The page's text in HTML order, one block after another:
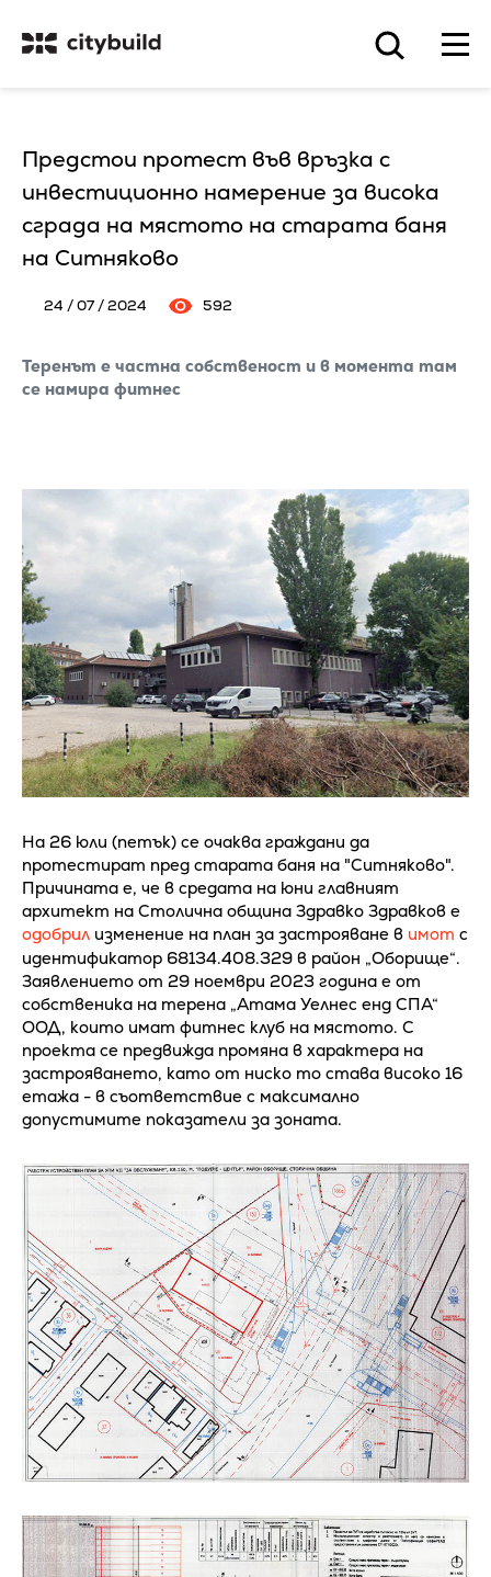
Предстои протест във връзка с
инвестиционно намерение за висока
сграда на мястото на старата баня
на Ситняково
24 / 07 / 2024 592
Теренът е частна собственост и в момента там
се намира фитнес
На 26 юли (петък) се очаква граждани да
протестират пред старата баня на "Ситняково".
Причината е, че в средата на юни главният
архитект на Столична община Здравко Здравков е
одобрил изменение на план за застрояване в имот с
идентификатор 68134.408.329 в район „Оборище“.
Заявлението от 29 ноември 2023 година е от
собственика на терена „Атама Уелнес енд СПА“
ООД, които имат фитнес клуб на мястото. С
проекта се предвижда промяна в характера на
застрояването, като от ниско то става високо 16
етажа - в съответствие с максимално
допустимите показатели за зоната.